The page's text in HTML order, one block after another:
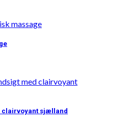
clairvoyant sjælland